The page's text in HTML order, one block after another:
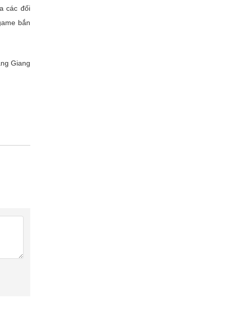
các đối
bắn
Giang